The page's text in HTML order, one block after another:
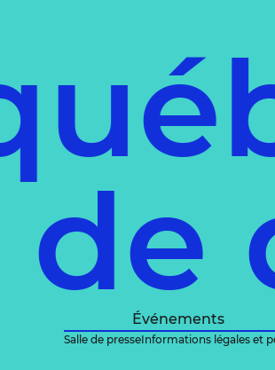
Événements
Salle de presseInformations légales et